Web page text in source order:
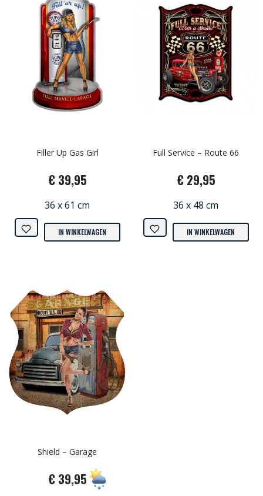
Filler Up Gas Girl
€ 39,95
36 x 61 cm
IN WINKELWAGEN
Full Service – Route 66
€ 29,95
36 x 48 cm
IN WINKELWAGEN
Shield – Garage
€ 39,95